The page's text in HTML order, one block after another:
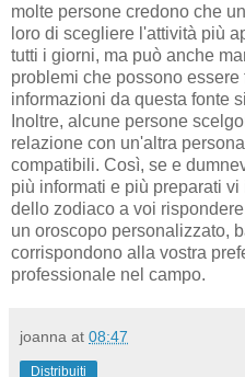
molte persone credono che
loro di scegliere l'attività più
tutti i giorni, ma può anche
problemi che possono essere
informazioni da questa fonte
Inoltre, alcune persone
relazione con un'altra
compatibili. Così, se e
più informati e più preparati
dello zodiaco a voi
un oroscopo personalizzato,
corrispondono alla vostra
professionale nel campo.
joanna at 08:47
Distribuiți